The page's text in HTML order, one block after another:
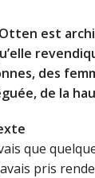
est
des
de la
que
pris